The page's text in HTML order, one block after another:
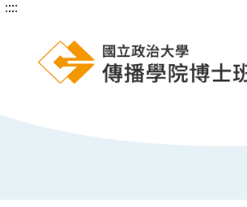
跳
::::::